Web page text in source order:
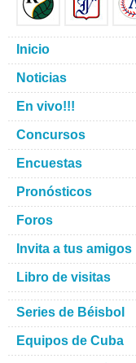
Inicio
Noticias
En vivo!!!
Concursos
Encuestas
Pronósticos
Foros
Invita a tus amigos
Libro de visitas
Series de Béisbol
Equipos de Cuba